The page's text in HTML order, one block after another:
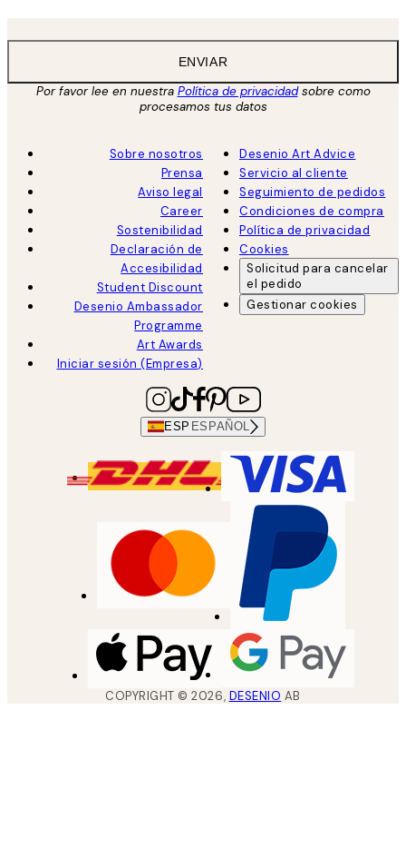
ENVIAR
Por favor lee en nuestra Política de privacidadsobre como
procesamos tus datos
Sobre nosotros
Prensa
Aviso legal
Career
Sostenibilidad
Declaración de
Accesibilidad
Student Discount
Desenio Ambassador
Programme
Art Awards
Iniciar sesión (Empresa)
Desenio Art Advice
Servicio al cliente
Seguimiento de pedidos
Condiciones de compra
Política de privacidad
Cookies
Solicitud para cancelar
el pedido
Gestionar cookies
ESP ESPAÑOL
COPYRIGHT ©2026, DESENIO AB